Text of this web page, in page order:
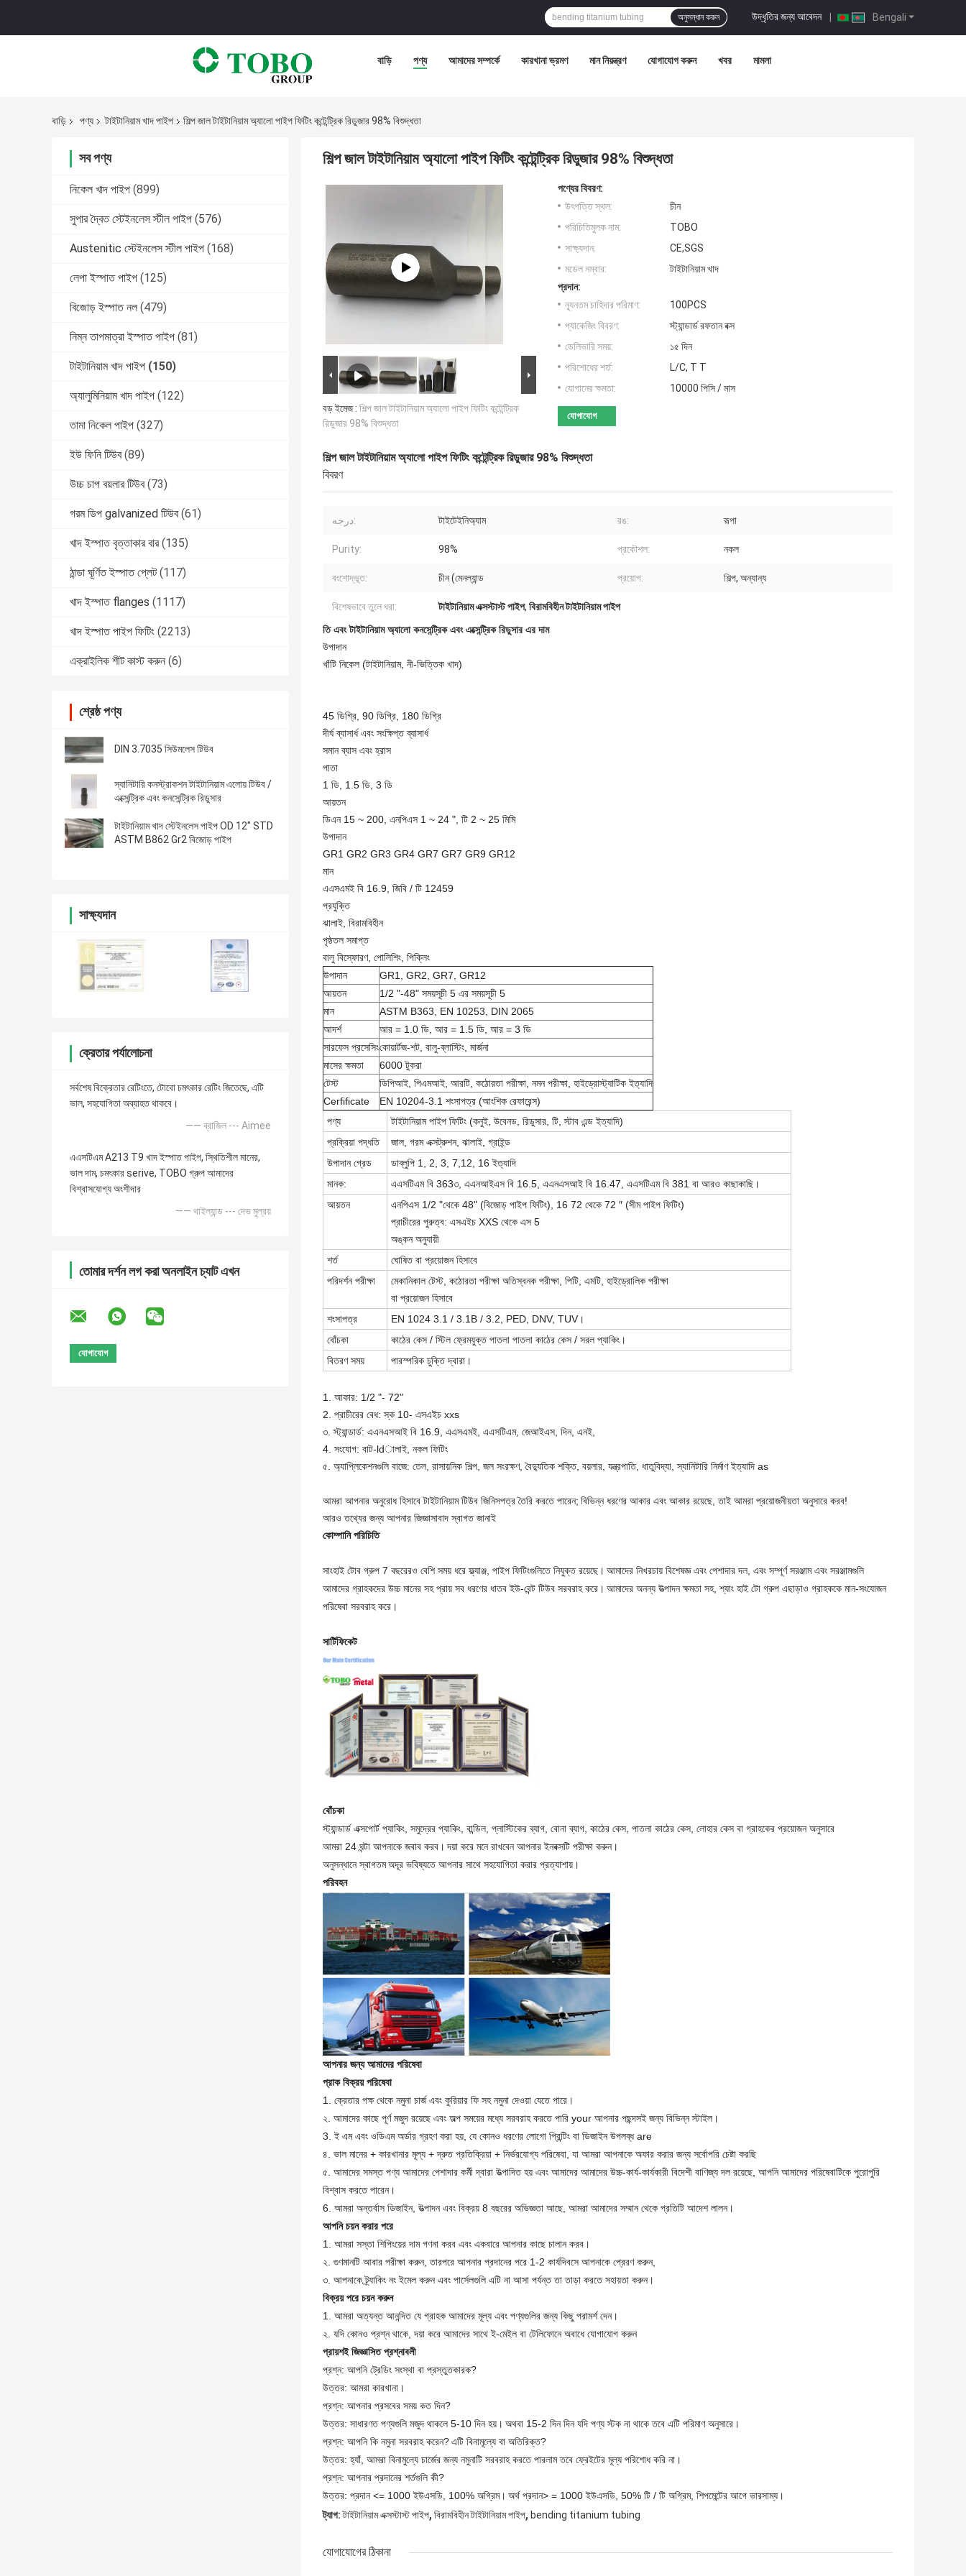
Bengali
উদ্ধৃতির জন্য আবেদন |
অনুসন্ধান করুন
বাড়ি পণ্য আমাদের সম্পর্কে কারখানা ভ্রমণ মান নিয়ন্ত্রণ যোগাযোগ করুন খবর মামলা
বাড়ি পণ্য টাইটানিয়াম খাদ পাইপ শিল্প জাল টাইটানিয়াম অ্যালো পাইপ ফিটিং কন্টেন্ট্রিক রিডুজার 98% বিশুদ্ধতা
সব পণ্য
নিকেল খাদ পাইপ (899)
সুপার দ্বৈত স্টেইনলেস স্টীল পাইপ (576)
Austenitic স্টেইনলেস স্টীল পাইপ (168)
লেপা ইস্পাত পাইপ (125)
বিজোড় ইস্পাত নল (479)
নিম্ন তাপমাত্রা ইস্পাত পাইপ (81)
টাইটানিয়াম খাদ পাইপ (150)
অ্যালুমিনিয়াম খাদ পাইপ (122)
তামা নিকেল পাইপ (327)
ইউ ফিনি টিউব (89)
উচ্চ চাপ বয়লার টিউব (73)
গরম ডিপ galvanized টিউব (61)
খাদ ইস্পাত বৃত্তাকার বার (135)
ঠান্ডা ঘূর্ণিত ইস্পাত প্লেট (117)
খাদ ইস্পাত flanges (1117)
খাদ ইস্পাত পাইপ ফিটিং (2213)
এক্রাইলিক শীট কাস্ট করুন (6)
শ্রেষ্ঠ পণ্য
DIN 3.7035 সিউমলেস টিউব
স্যানিটারি কনস্ট্রাকশন টাইটানিয়াম এলোয় টিউব /
এক্সেন্ট্রিক এবং কনসেন্ট্রিক রিডুসার
টাইটানিয়াম খাদ স্টেইনলেস পাইপ OD 12" STD
ASTM B862 Gr2 বিজোড় পাইপ
সাক্ষ্যদান
ক্রেতার পর্যালোচনা
সর্বশেষ বিক্রেতার রেটিংতে, টোবো চমৎকার রেটিং জিতেছে, এটি
ভাল, সহযোগিতা অব্যাহত থাকবে।
—— ব্রাজিল --- Aimee
এএসটিএম A213 T9 খাদ ইস্পাত পাইপ, স্থিতিশীল মানের,
ভাল দাম, চমৎকার serive, TOBO গ্রুপ আমাদের
বিশ্বাসযোগ্য অংশীদার
—— থাইল্যান্ড --- দেভ মুল্রয়
তোমার দর্শন লগ করা অনলাইন চ্যাট এখন
শিল্প জাল টাইটানিয়াম অ্যালো পাইপ ফিটিং কন্টেন্ট্রিক রিডুজার 98% বিশুদ্ধতা
বড় ইমেজ : শিল্প জাল টাইটানিয়াম অ্যালো পাইপ ফিটিং কন্টেন্ট্রিক
রিডুজার 98% বিশুদ্ধতা
পণ্যের বিবরণ:
উৎপত্তি স্থল:
চীন
পরিচিতিমুলক নাম:
TOBO
সাক্ষ্যদান:
CE,SGS
মডেল নম্বার:
টাইটানিয়াম খাদ
প্রদান:
ন্যূনতম চাহিদার পরিমাণ:
100PCS
প্যাকেজিং বিবরণ:
স্ট্যান্ডার্ড রফতান বক্স
ডেলিভারি সময়:
১৫ দিন
পরিশোধের শর্ত:
L/C, T T
যোগানের ক্ষমতা:
10000 পিসি / মাস
যোগাযোগ
শিল্প জাল টাইটানিয়াম অ্যালো পাইপ ফিটিং কন্টেন্ট্রিক রিডুজার 98% বিশুদ্ধতা
বিবরণ
درجه: টাইটেইনিঅ্যাম রঙ: রূপা
Purity: 98% প্রকৌশল: নকল
বংশোদ্ভূত: চীন (মেনল্যান্ড প্রয়োগ: শিল্প, অন্যান্য
বিশেষভাবে তুলে ধরা: টাইটানিয়াম এক্সস্টাস্ট পাইপ, বিরামবিহীন টাইটানিয়াম পাইপ
তি এবং টাইটানিয়াম অ্যালো কনসেন্ট্রিক এবং এক্সেন্ট্রিক রিডুসার এর দাম
উপাদান
খাঁটি নিকেল (টাইটানিয়াম, নী-ভিত্তিক খাদ)
45 ডিগ্রি, 90 ডিগ্রি, 180 ডিগ্রি
দীর্ঘ ব্যাসার্ধ এবং সংক্ষিপ্ত ব্যাসার্ধ
সমান ব্যাস এবং হ্রাস
পাতা
1 ডি, 1.5 ডি, 3 ডি
আয়তন
ডিএন 15 ~ 200, এনপিএস 1 ~ 24 ", টি 2 ~ 25 মিমি
উপাদান
GR1 GR2 GR3 GR4 GR7 GR7 GR9 GR12
মান
এএসএমই বি 16.9, জিবি / টি 12459
প্রযুক্তি
ঝালাই, বিরামবিহীন
পৃষ্ঠতল সমাপ্ত
বালু বিস্ফোরণ, পোলিশিং, পিক্লিং
উপাদান
GR1, GR2, GR7, GR12
আয়তন
1/2 "-48" সময়সূচী 5 এর সময়সূচী 5
মান
ASTM B363, EN 10253, DIN 2065
আদর্শ
আর = 1.0 ডি, আর = 1.5 ডি, আর = 3 ডি
সারফেস প্রসেসিংকোয়ার্টজ-শট, বালু-ব্লাস্টিং, মার্জনা
মাসের ক্ষমতা
6000 টুকরা
টেস্ট
ডিপিআই, পিএমআই, আরটি, কঠোরতা পরীক্ষা, নমন পরীক্ষা, হাইড্রোস্ট্যাটিক ইত্যাদি
Cerfificate
EN 10204-3.1 শংসাপত্র (আংশিক রেফারেন্স)
পণ্য
টাইটানিয়াম পাইপ ফিটিং (কনুই, উবেনড, রিডুসার, টি, স্টাব এন্ড ইত্যাদি)
প্রক্রিয়া পদ্ধতি
জাল, গরম এক্সট্রুশন, ঝালাই, গ্রাইন্ড
উপাদান গ্রেড
ডাব্লুপি 1, 2, 3, 7,12, 16 ইত্যাদি
মানক:
এএসটিএম বি 363৩, এএনআইএস বি 16.5, এএনএসআই বি 16.47, এএসটিএম বি 381 বা আরও কাছাকাছি।
আয়তন
এনপিএস 1/2 "থেকে 48" (বিজোড় পাইপ ফিটিং), 16 72 থেকে 72 ″ (সীম পাইপ ফিটিং)
প্রাচীরের পুরুত্ব: এসএইচ XXS থেকে এস 5
অঙ্কন অনুযায়ী
শর্ত
ঘোষিত বা প্রয়োজন হিসাবে
পরিদর্শন পরীক্ষা
মেকানিকাল টেস্ট, কঠোরতা পরীক্ষা অতিস্বনক পরীক্ষা, পিটি, এমটি, হাইড্রোলিক পরীক্ষা
বা প্রয়োজন হিসাবে
শংসাপত্র
EN 1024 3.1 / 3.1B / 3.2, PED, DNV, TUV।
বোঁচকা
কাঠের কেস / স্টিল ফ্রেমযুক্ত পাতলা পাতলা কাঠের কেস / সরল প্যাকিং।
বিতরণ সময়
পারস্পরিক চুক্তি দ্বারা।
1. আকার: 1/2 "- 72"
2. প্রাচীরের বেধ: স্ক 10- এসএইচ xxs
৩. স্ট্যান্ডার্ড: এএনএসআই বি 16.9, এএসএমই, এএসটিএম, জেআইএস, দিন, এনই,
4. সংযোগ: বাট-ldালাই, নকল ফিটিং
৫. অ্যাপ্লিকেশনগুলি বাজে: তেল, রাসায়নিক শিল্প, জল সংরক্ষণ, বৈদ্যুতিক শক্তি, বয়লার, যন্ত্রপাতি, ধাতুবিদ্যা, স্যানিটারি নির্মাণ ইত্যাদি as
আমরা আপনার অনুরোধ হিসাবে টাইটানিয়াম টিউব জিনিসপত্র তৈরি করতে পারেন; বিভিন্ন ধরণের আকার এবং আকার রয়েছে, তাই আমরা প্রয়োজনীয়তা অনুসারে করব!
আরও তথ্যের জন্য আপনার জিজ্ঞাসাবাদ স্বাগত জানাই
কোম্পানি পরিচিতি
সাংহাই টোব গ্রুপ 7 বছরেরও বেশি সময় ধরে ফ্ল্যাঞ্জ, পাইপ ফিটিংগুলিতে নিযুক্ত রয়েছে। আমাদের নিখরচায় বিশেষজ্ঞ এবং পেশাদার দল, এবং সম্পূর্ণ সরঞ্জাম এবং সরঞ্জামগুলি
আমাদের গ্রাহকদের উচ্চ মানের সহ প্রায় সব ধরণের ধাতব ইউ-বেন্ট টিউব সরবরাহ করে। আমাদের অনন্য উত্পাদন ক্ষমতা সহ, শ্যাং হাই টো গ্রুপ এছাড়াও গ্রাহককে মান-সংযোজন
পরিষেবা সরবরাহ করে।
সার্টিফিকেট
বোঁচকা
স্ট্যান্ডার্ড এক্সপোর্ট প্যাকিং, সমুদ্রের প্যাকিং, বান্ডিল, প্লাস্টিকের ব্যাগ, বোনা ব্যাগ, কাঠের কেস, পাতলা কাঠের কেস, লোহার কেস বা গ্রাহকের প্রয়োজন অনুসারে
আমরা 24 ঘন্টা আপনাকে জবাব করব। দয়া করে মনে রাখবেন আপনার ইনবক্সটি পরীক্ষা করুন।
অনুসন্ধানে স্বাগতমঅদূর ভবিষ্যতে আপনার সাথে সহযোগিতা করার প্রত্যাশায়।
পরিবহন
আপনার জন্য আমাদের পরিষেবা
প্রাক বিক্রয় পরিষেবা
1. ক্রেতার পক্ষ থেকে নমুনা চার্জ এবং কুরিয়ার ফি সহ নমুনা দেওয়া যেতে পারে।
২. আমাদের কাছে পূর্ণ মজুদ রয়েছে এবং অল্প সময়ের মধ্যে সরবরাহ করতে পারি your আপনার পছন্দসই জন্য বিভিন্ন স্টাইল।
3. ই এম এবং ওডিএম অর্ডার গ্রহণ করা হয়, যে কোনও ধরণের লোগো প্রিন্টিং বা ডিজাইন উপলব্ধ are
৪. ভাল মানের + কারখানার মূল্য + দ্রুত প্রতিক্রিয়া + নির্ভরযোগ্য পরিষেবা, যা আমরা আপনাকে অফার করার জন্য সর্বোপরি চেষ্টা করছি
৫. আমাদের সমস্ত পণ্য আমাদের পেশাদার কর্মী দ্বারা উত্পাদিত হয় এবং আমাদের আমাদের উচ্চ-কার্য-কার্যকারী বিদেশী বাণিজ্য দল রয়েছে, আপনি আমাদের পরিষেবাটিকে পুরোপুরি
বিশ্বাস করতে পারেন।
6. আমরা অন্তর্বাস ডিজাইন, উত্পাদন এবং বিক্রয় 8 বছরের অভিজ্ঞতা আছে, আমরা আমাদের সম্মান থেকে প্রতিটি আদেশ লালন।
আপনি চয়ন করার পরে
1. আমরা সস্তা শিপিংয়ের দাম গণনা করব এবং একবারে আপনার কাছে চালান করব।
২. গুণমানটি আবার পরীক্ষা করুন, তারপরে আপনার প্রদানের পরে 1-2 কার্যদিবসে আপনাকে প্রেরণ করুন,
৩. আপনাকে ট্র্যাকিং নং ইমেল করুন এবং পার্সেলগুলি এটি না আসা পর্যন্ত তা তাড়া করতে সহায়তা করুন।
বিক্রয় পরে চয়ন করুন
1. আমরা অত্যন্ত আনন্দিত যে গ্রাহক আমাদের মূল্য এবং পণ্যগুলির জন্য কিছু পরামর্শ দেন।
২. যদি কোনও প্রশ্ন থাকে, দয়া করে আমাদের সাথে ই-মেইল বা টেলিফোনে অবাধে যোগাযোগ করুন
প্রায়শই জিজ্ঞাসিত প্রশ্নাবলী
প্রশ্ন: আপনি ট্রেডিং সংস্থা বা প্রস্তুতকারক?
উত্তর: আমরা কারখানা।
প্রশ্ন: আপনার প্রসবের সময় কত দিন?
উত্তর: সাধারণত পণ্যগুলি মজুদ থাকলে 5-10 দিন হয়। অথবা 15-2 দিন দিন যদি পণ্য স্টক না থাকে তবে এটি পরিমাণ অনুসারে।
প্রশ্ন: আপনি কি নমুনা সরবরাহ করেন?এটি বিনামূল্যে বা অতিরিক্ত?
উত্তর: হ্যাঁ, আমরা বিনামুল্যে চার্জের জন্য নমুনাটি সরবরাহ করতে পারলাম তবে ফ্রেইটের মূল্য পরিশোধ করি না।
প্রশ্ন: আপনার প্রদানের শর্তগুলি কী?
উত্তর: প্রদান <= 1000 ইউএসডি, 100% অগ্রিম। অর্থ প্রদান> = 1000 ইউএসডি, 50% টি / টি অগ্রিম, শিপমেন্টের আগে ভারসাম্য।
ট্যাগ: টাইটানিয়াম এক্সস্টাস্ট পাইপ, বিরামবিহীন টাইটানিয়াম পাইপ, bending titanium tubing
যোগাযোগের ঠিকানা